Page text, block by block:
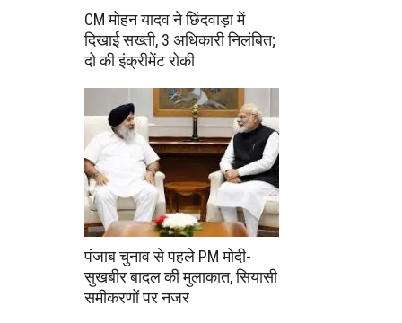
CM मोहन यादव ने छिंदवाड़ा में
दिखाई सख्ती, 3 अधिकारी निलंबित;
दो की इंक्रीमेंट रोकी
पंजाब चुनाव से पहले PM मोदी-
सुखबीर बादल की मुलाकात, सियासी
समीकरणों पर नजर